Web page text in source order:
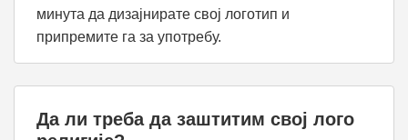
минута да дизајнирате свој логотип и
припремите га за употребу.
Да ли треба да заштитим свој лого